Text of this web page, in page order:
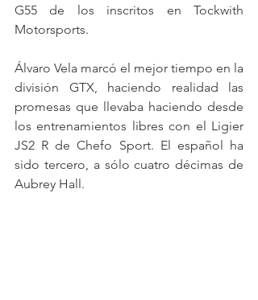
G55 de los inscritos en Tockwith
Motorsports.
Álvaro Vela marcó el mejor tiempo en la
división GTX, haciendo realidad las
promesas que llevaba haciendo desde
los entrenamientos libres con el Ligier
JS2 R de Chefo Sport. El español ha
sido tercero, a sólo cuatro décimas de
Aubrey Hall.